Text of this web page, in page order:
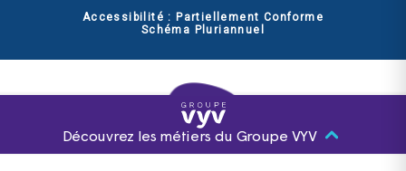
Accessibilité : Partiellement Conforme
Schéma Pluriannuel
Découvrez les métiers du Groupe VYV